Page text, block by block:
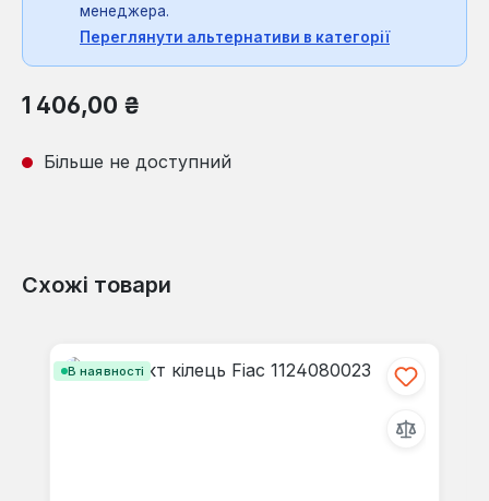
менеджера.
Переглянути альтернативи в категорії
Звичайна ціна:
1 406,00 ₴
Більше не доступний
Схожі товари
В наявності